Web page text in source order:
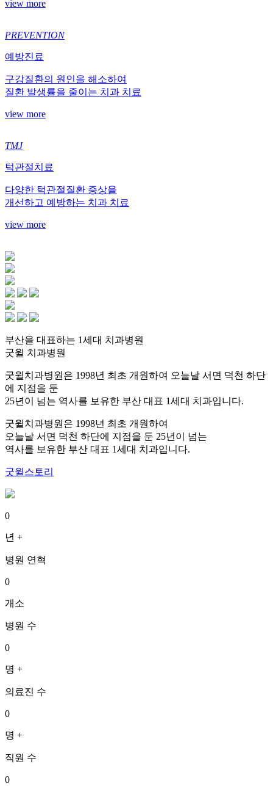
view more
PREVENTION
예방진료
구강질환의 원인을 해소하여
질환 발생률을 줄이는 치과 치료
view more
TMJ
턱관절치료
다양한 턱관절질환 증상을
개선하고 예방하는 치과 치료
view more
부산을 대표하는 1세대 치과병원
굿윌 치과병원
굿윌치과병원은 1998년 최초 개원하여 오늘날 서면 덕천 하단
에 지점을 둔
25년이 넘는 역사를 보유한 부산 대표 1세대 치과입니다.
굿윌치과병원은 1998년 최초 개원하여
오늘날 서면 덕천 하단에 지점을 둔 25년이 넘는
역사를 보유한 부산 대표 1세대 치과입니다.
굿윌스토리
0
년 +
병원 연혁
0
개소
병원 수
0
명 +
의료진 수
0
명 +
직원 수
0